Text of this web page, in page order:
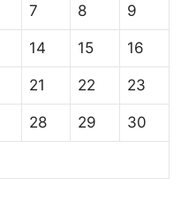
7 8 9
14 15 16
21 22 23
28 29 30